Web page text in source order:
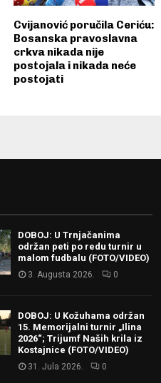
Cvijanović poručila Ceriću:
Bosanska pravoslavna
crkva nikada nije
postojala i nikada neće
postojati
DOBOJ: U Trnjačanima
održan peti po redu turnir u
malom fudbalu (FOTO/VIDEO)
3. Augusta 2026. 0
DOBOJ: U Kožuhama održan
15. Memorijalni turnir „Ilina
2026“; Trijumf Naših krila iz
Kostajnice (FOTO/VIDEO)
31. Jula 2026. 0